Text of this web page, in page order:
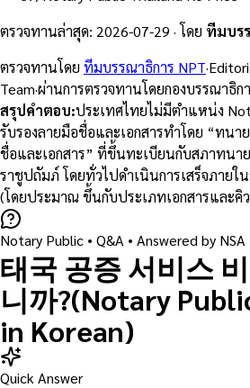
ตรวจทานล่าสุด: 2026-07-29 · โดย ทีมบร
ตรวจทานโดย ทีมบรรณาธิการ NPT·
Team·ผ่านการตรวจทานโดยกองบรรณาธิก
สรุปคำตอบ:ประเทศไทยไม่มีตำแหน่ง
รับรองลายมือชื่อและเอกสารทำโดย “ทนา
ชื่อและเอกสาร” ที่ขึ้นทะเบียนกับสภาทนา
ราชูปถัมภ์ โดยทั่วไปดำเนินการเสร็จภายใ
(โดยประมาณ ขึ้นกับประเภทเอกสารและคิ
Notary Public • Q&A • Answered by
태국 공증 서비스
니까?(Notary
in Korean)
Quick Answer